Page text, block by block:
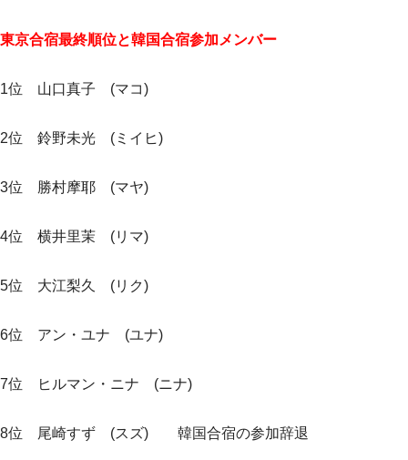
東京合宿最終順位と韓国合宿参加メンバー
1位 山口真子 (マコ)
2位 鈴野未光 (ミイヒ)
3位 勝村摩耶 (マヤ)
4位 横井里茉 (リマ)
5位 大江梨久 (リク)
6位 アン・ユナ (ユナ)
7位 ヒルマン・ニナ (ニナ)
8位 尾崎すず (スズ) 韓国合宿の参加辞退